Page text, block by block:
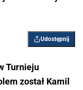
Udostępnij
Turnieju
został Kamil